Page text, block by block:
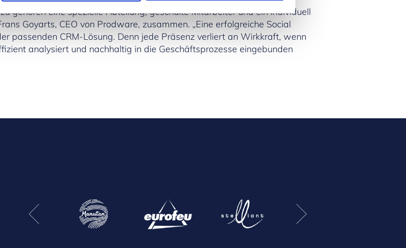
gehören eine spezielle Abteilung, geschulte Mitarbeiter und ein individuell
Goyarts, CEO von Prodware, zusammen. „Eine erfolgreiche Social
passenden CRM-Lösung. Denn jede Präsenz verliert an Wirkkraft, wenn
analysiert und nachhaltig in die Geschäftsprozesse eingebunden